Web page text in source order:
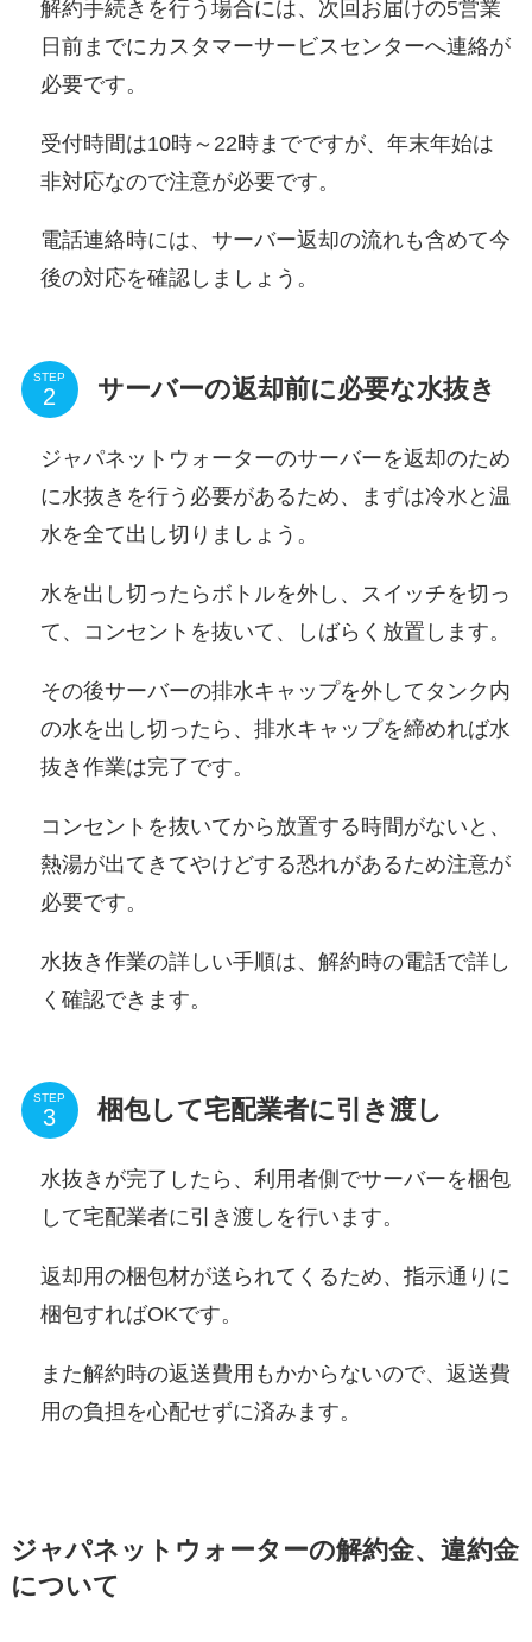
解約手続きを行う場合には、 次回お届けの5営業
日前までにカスタマーサービスセンターへ連絡が
必要です。
受付時間は10時～22時までですが、年末年始は
非対応なので注意が必要です。
電話連絡時には、サーバー返却の流れも含めて今
後の対応を確認しましょう。
STEP サーバーの返却前に必要な水抜き
ジャパネットウォーターのサーバーを返却のため
に水抜きを行う必要があるため、まずは冷水と温
水を全て出し切りましょう。
水を出し切ったらボトルを外し、スイッチを切っ
て、コンセントを抜いて、しばらく放置します。
その後サーバーの排水キャップを外してタンク内
の水を出し切ったら、排水キャップを締めれば水
抜き作業は完了です。
コンセントを抜いてから放置する時間がないと、
熱湯が出てきてやけどする恐れがあるため注意が
必要です。
水抜き作業の詳しい手順は、解約時の電話で詳し
く確認できます。
STEP 梱包して宅配業者に引き渡し
水抜きが完了したら、 利用者側でサーバーを梱包
して宅配業者に引き渡しを行います。
返却用の梱包材が送られてくるため、指示通りに
梱包すればOKです。
また解約時の返送費用もかからないので、返送費
用の負担を心配せずに済みます。
ジャパネットウォーターの解約金、違約金
について